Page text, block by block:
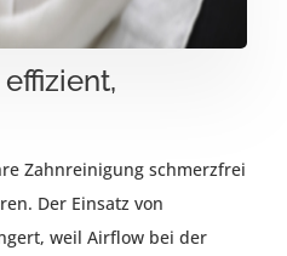
Zahnreinigung schmerzfrei
Der Einsatz von
weil Airflow bei der